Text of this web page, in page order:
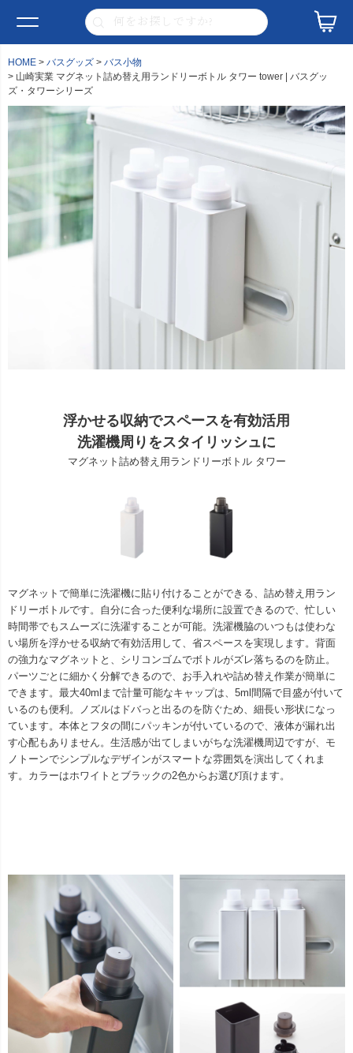
HOME バスグッズ
バス小物
山崎実業 マグネット詰め替え用ランドリーボトル タワー tower | バスグッ
ズ・タワーシリーズ
浮かせる収納でスペースを有効活用
洗濯機周りをスタイリッシュに
マグネット詰め替え用ランドリーボトル タワー
マグネットで簡単に洗濯機に貼り付けることができる、詰め替え用ラン
ドリーボトルです。自分に合った便利な場所に設置できるので、忙しい
時間帯でもスムーズに洗濯することが可能。洗濯機脇のいつもは使わな
い場所を浮かせる収納で有効活用して、省スペースを実現します。背面
の強力なマグネットと、シリコンゴムでボトルがズレ落ちるのを防止。
パーツごとに細かく分解できるので、お手入れや詰め替え作業が簡単に
できます。最大40mlまで計量可能なキャップは、5ml間隔で目盛が付いて
いるのも便利。ノズルはドバっと出るのを防ぐため、細長い形状になっ
ています。本体とフタの間にパッキンが付いているので、液体が漏れ出
す心配もありません。生活感が出てしまいがちな洗濯機周辺ですが、モ
ノトーンでシンプルなデザインがスマートな雰囲気を演出してくれま
す。カラーはホワイトとブラックの2色からお選び頂けます。